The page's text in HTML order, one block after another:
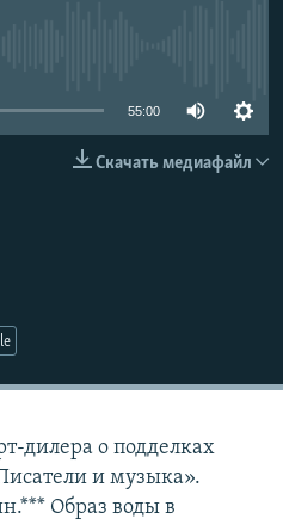
55:00
Скачать медиафайл
дилера о подделках
и музыка».
Образ воды в